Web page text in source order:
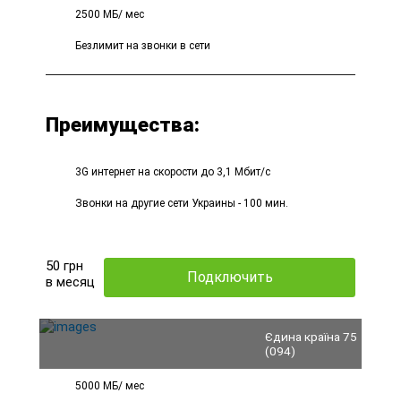
2500 МБ/ мес
Безлимит на звонки в сети
Преимущества:
3G интернет на скорости до 3,1 Мбит/с
Звонки на другие сети Украины - 100 мин.
50 грн
в месяц
Подключить
Єдина країна 75
(094)
5000 МБ/ мес